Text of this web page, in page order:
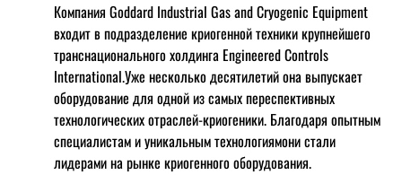
Компания Goddard Industrial Gas and Cryogenic Equipment
входит в подразделение криогенной техники крупнейшего
транснационального холдинга Engineered Controls
International.Уже несколько десятилетий она выпускает
оборудование для одной из самых переспективных
технологических отраслей-криогеники. Благодаря опытным
специалистам и уникальным технологиямони стали
лидерами на рынке криогенного оборудования.